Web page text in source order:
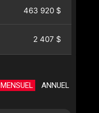
463 920 $
2 407 $
MENSUEL ANNUEL